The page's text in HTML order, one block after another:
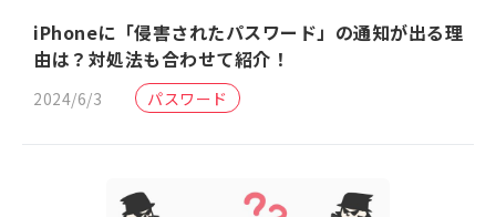
iPhoneに「侵害されたパスワード」の通知が出る理
由は？対処法も合わせて紹介！
2024/6/3 パスワード